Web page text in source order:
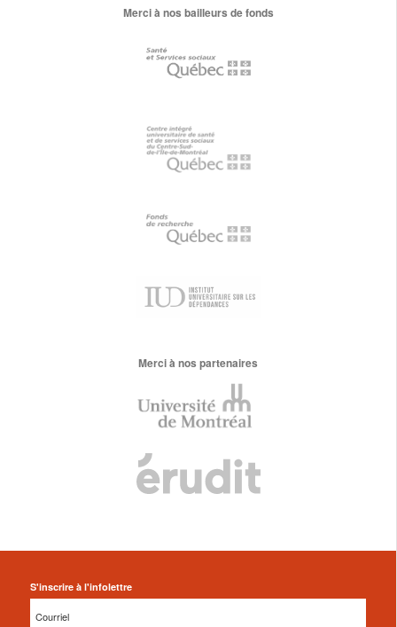
Merci à nos bailleurs de fonds
Merci à nos partenaires
S'inscrire à l'infolettre